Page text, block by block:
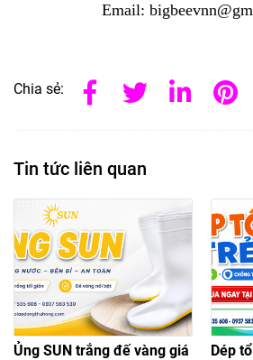
Email:
Chia sẻ:
Tin tức liên quan
Ủng SUN trắng đế vàng giá
Dép